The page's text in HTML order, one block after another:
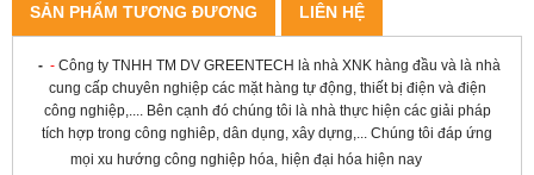
SẢN PHẨM TƯƠNG ĐƯƠNG LIÊN HỆ
- - Công ty TNHH TM DV GREENTECH là nhà XNK hàng đầu và là nhà
cung cấp chuyên nghiệp các mặt hàng tự động, thiết bị điện và điện
công nghiệp,.... Bên cạnh đó chúng tôi là nhà thực hiện các giải pháp
tích hợp trong công nghiêp, dân dụng, xây dựng,... Chúng tôi đáp ứng
mọi xu hướng công nghiệp hóa, hiện đại hóa hiện nay